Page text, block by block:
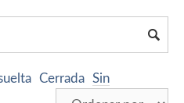
Cerrada Sin